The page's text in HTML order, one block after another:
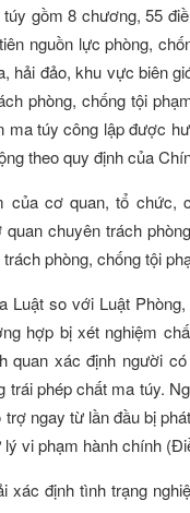
gồm 8 chương, 55
nguồn lực phòng,
hải đảo, khu vực biên
phòng, chống tội
túy công lập được
theo quy định của
của cơ quan, tổ chức,
chuyên trách
phòng, chống tội
Luật so với Luật
hợp bị xét nghiệm
quan xác định người
trái phép chất ma túy.
ngay từ lần đầu bị
vi phạm hành chính
xác định tình trạng